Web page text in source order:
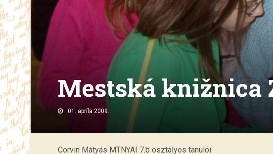
Mestská knižnica
01. apríla 2009.
Corvin Mátyás MTNYAI 7.b osztályos tanulói